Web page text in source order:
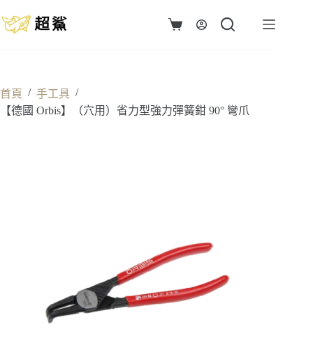
至
容
購
首頁 / 手工具 /
【德國 Orbis】（穴用）省力型強力彈簧鉗 90° 彎爪